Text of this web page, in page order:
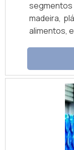
madeira,
alimentos,
que faz
acelerar
exposição
e
diferentes
força